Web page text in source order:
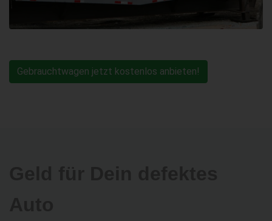
Gebrauchtwagen jetzt kostenlos anbieten!